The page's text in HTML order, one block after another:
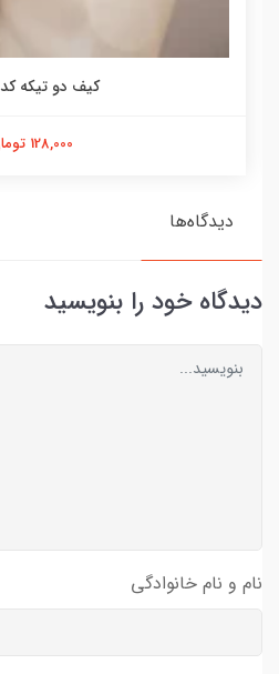
کیف دو تیکه کد 8088
128,000 تومان
دیدگاه‌ها
دیدگاه خود را بنویسید
نام و نام خانوادگی